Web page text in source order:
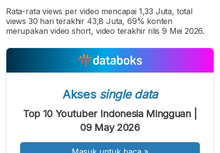
Rata-rata views per video mencapai 1,33 Juta, total
views 30 hari terakhir 43,8 Juta, 69% konten
merupakan video short, video terakhir rilis 9 Mei 2026.
Font
Kecil
A
Font
Sedang
A
Font
Besar
Akses single data
Top 10 Youtuber Indonesia Mingguan |
09 May 2026